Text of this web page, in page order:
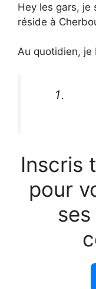
Hey les gars, je
réside à
Au quotidien, je
Inscris
pour